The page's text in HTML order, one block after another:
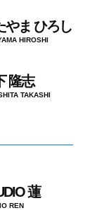
やま ひろし
HIROSHI
隆志
TAKASHI
蓮
REN